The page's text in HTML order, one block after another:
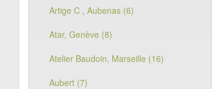
Artige C , Aubenas (6)
Atar, Genève (8)
Atelier Baudoin, Marseille (16)
Aubert (7)